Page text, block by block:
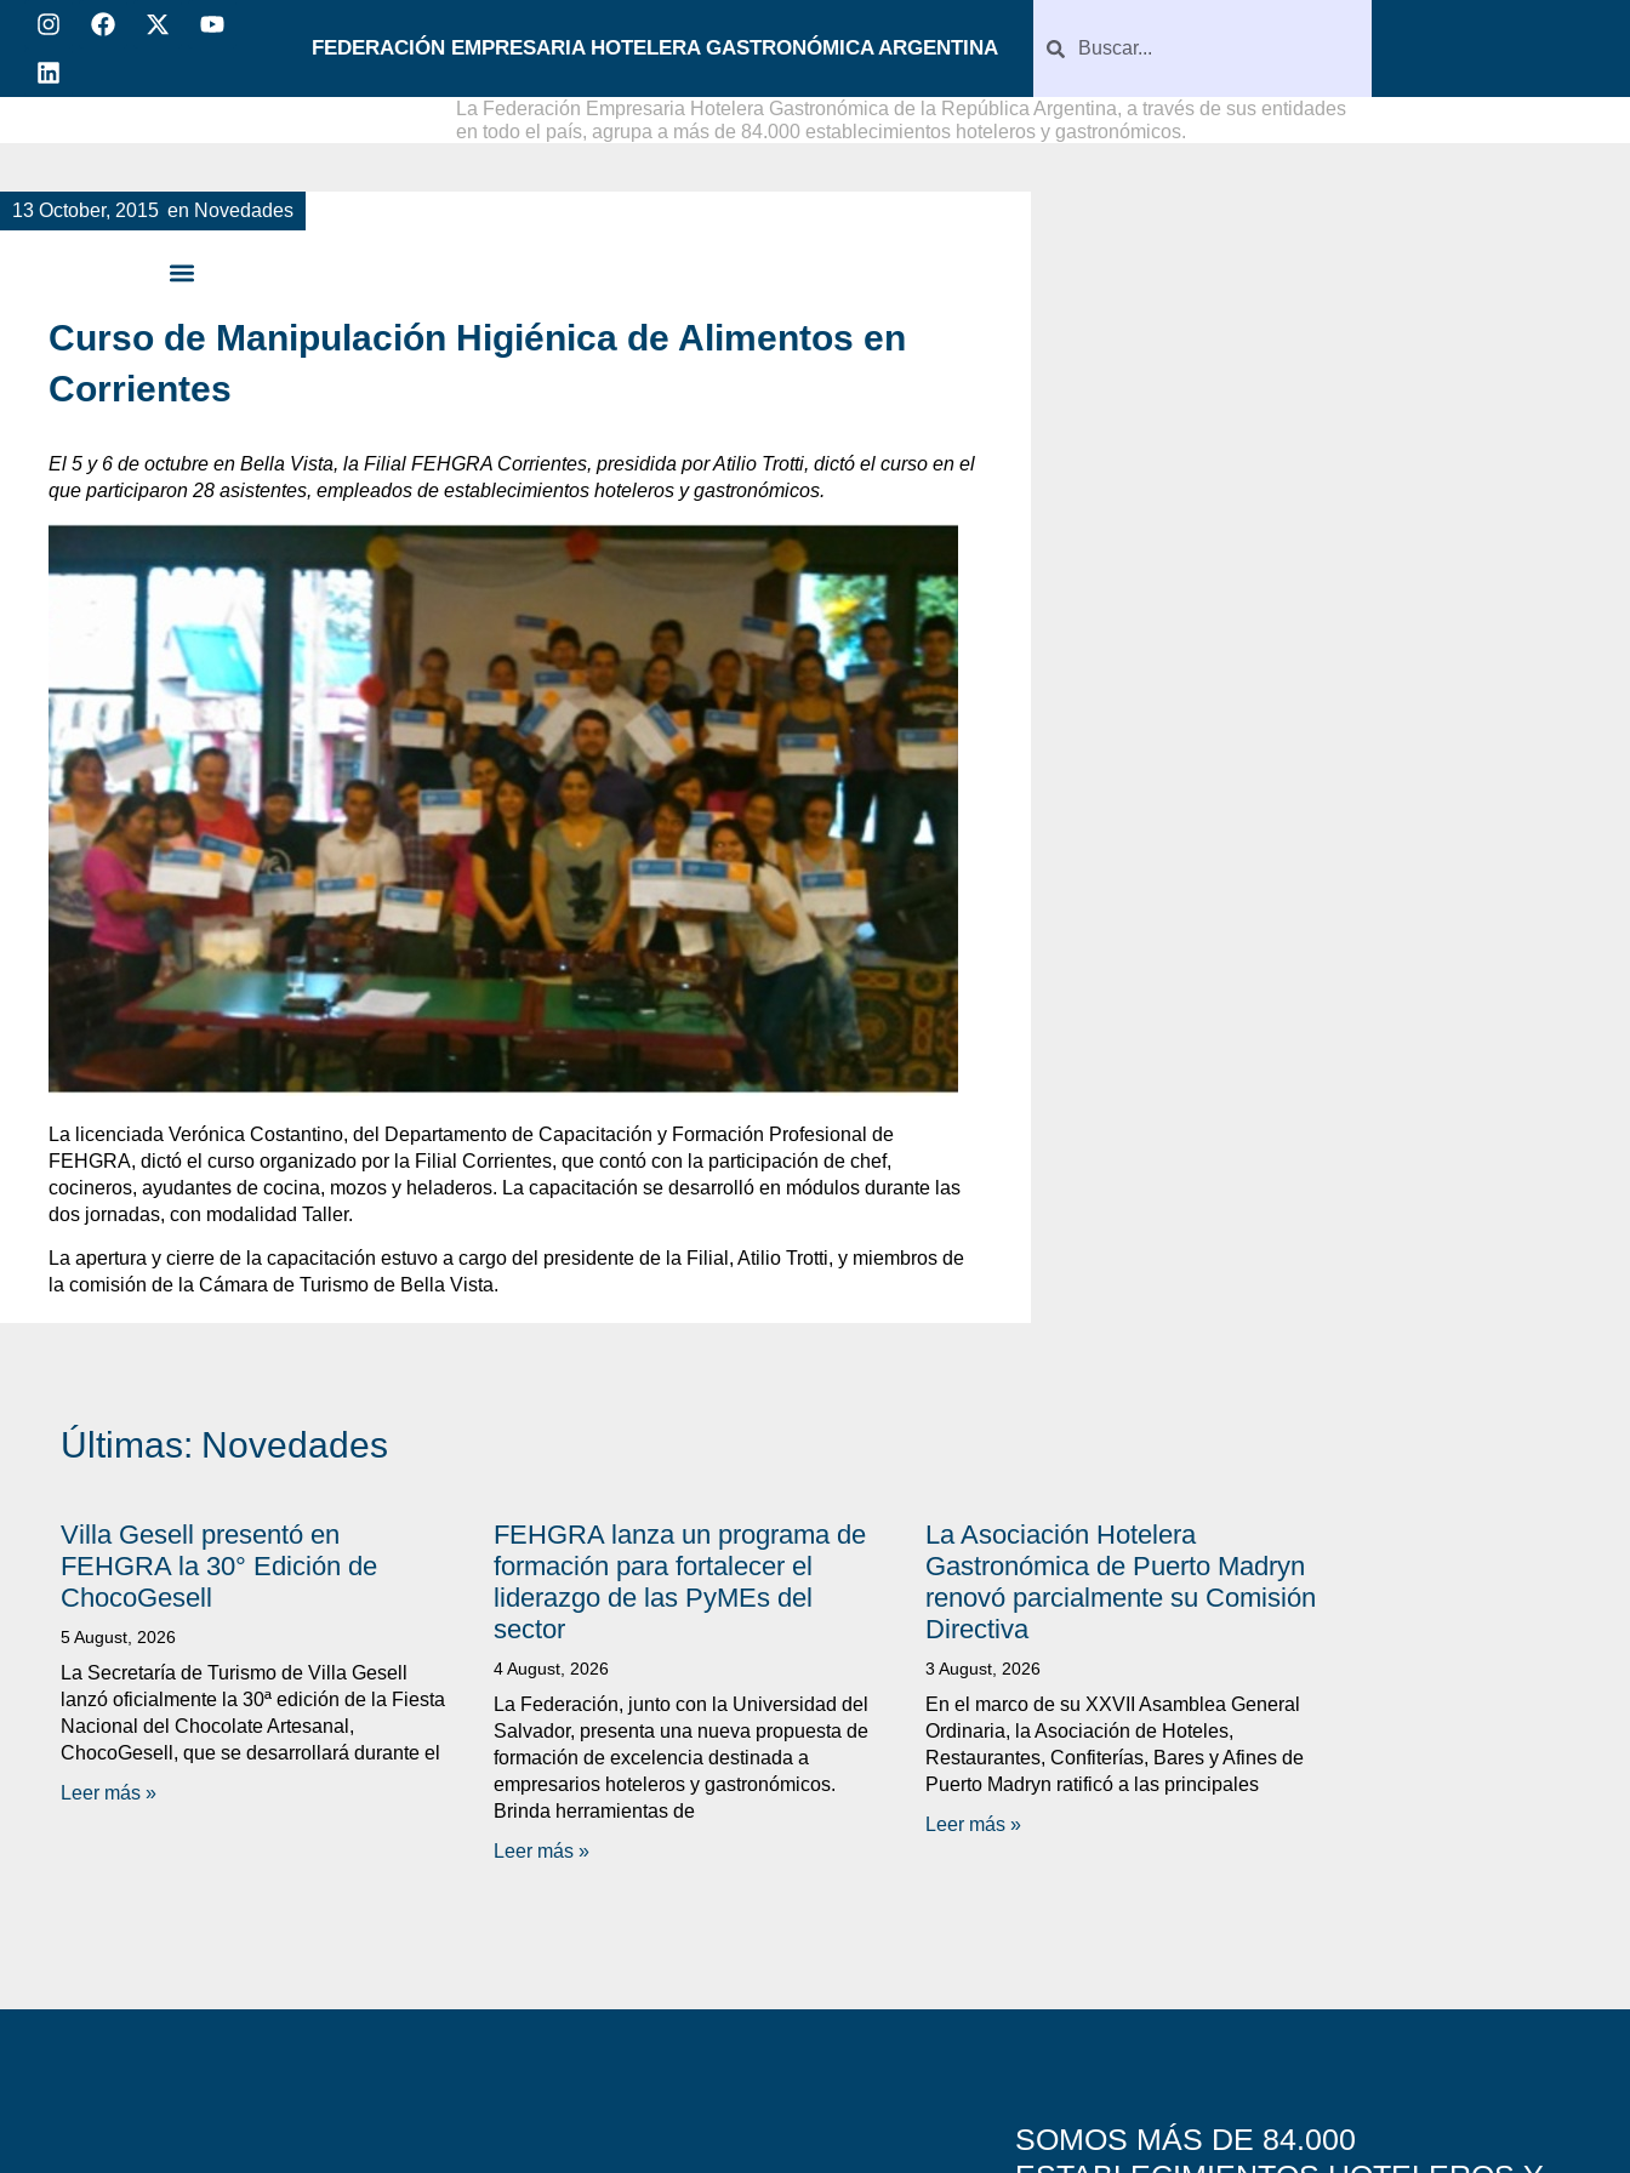
FEDERACIÓN EMPRESARIA HOTELERA GASTRONÓMICA ARGENTINA
La Federación Empresaria Hotelera Gastronómica de la República Argentina, a través de sus entidades
en todo el país, agrupa a más de 84.000 establecimientos hoteleros y gastronómicos.
13 October, 2015 en Novedades
Curso de Manipulación Higiénica de Alimentos en
Corrientes
El 5 y 6 de octubre en Bella Vista, la Filial FEHGRA Corrientes, presidida por Atilio Trotti, dictó el curso en el
que participaron 28 asistentes, empleados de establecimientos hoteleros y gastronómicos.
La licenciada Verónica Costantino, del Departamento de Capacitación y Formación Profesional de
FEHGRA, dictó el curso organizado por la Filial Corrientes, que contó con la participación de chef,
cocineros, ayudantes de cocina, mozos y heladeros. La capacitación se desarrolló en módulos durante las
dos jornadas, con modalidad Taller.
La apertura y cierre de la capacitación estuvo a cargo del presidente de la Filial, Atilio Trotti, y miembros de
la comisión de la Cámara de Turismo de Bella Vista.
Últimas: Novedades
Villa Gesell presentó en
FEHGRA la 30° Edición de
ChocoGesell
5 August, 2026
La Secretaría de Turismo de Villa Gesell
lanzó oficialmente la 30ª edición de la Fiesta
Nacional del Chocolate Artesanal,
ChocoGesell, que se desarrollará durante el
Leer más »
FEHGRA lanza un programa de
formación para fortalecer el
liderazgo de las PyMEs del
sector
4 August, 2026
La Federación, junto con la Universidad del
Salvador, presenta una nueva propuesta de
formación de excelencia destinada a
empresarios hoteleros y gastronómicos.
Brinda herramientas de
Leer más »
La Asociación Hotelera
Gastronómica de Puerto Madryn
renovó parcialmente su Comisión
Directiva
3 August, 2026
En el marco de su XXVII Asamblea General
Ordinaria, la Asociación de Hoteles,
Restaurantes, Confiterías, Bares y Afines de
Puerto Madryn ratificó a las principales
Leer más »
SOMOS MÁS DE 84.000